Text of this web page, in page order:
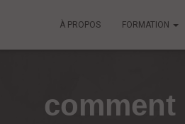
À PROPOS FORMATION